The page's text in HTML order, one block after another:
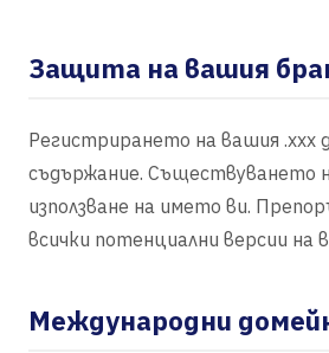
Защита на вашия
Регистрирането на вашия .xxx
съдържание. Съществуването
използване на името ви.
всички потенциални версии на
Международни